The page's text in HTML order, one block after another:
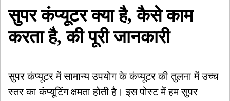
सुपर कंप्यूटर क्या है, कैसे काम
करता है, की पूरी जानकारी
सुपर कंप्यूटर में सामान्य उपयोग के कंप्यूटर की तुलना में उच्च
स्तर का कंप्यूटिंग क्षमता होती है। इस पोस्ट में हम सुपर